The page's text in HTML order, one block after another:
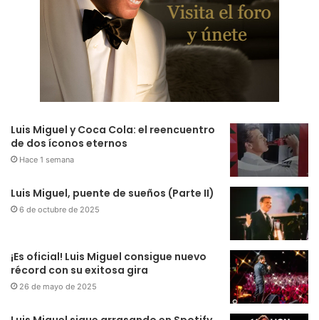
Luis Miguel y Coca Cola: el reencuentro
de dos íconos eternos
Hace 1 semana
Luis Miguel, puente de sueños (Parte II)
6 de octubre de 2025
¡Es oficial! Luis Miguel consigue nuevo
récord con su exitosa gira
26 de mayo de 2025